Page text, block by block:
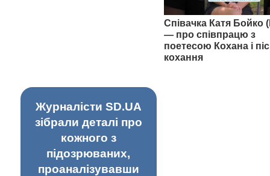
Співачка Катя Бойко
— про співпрацю з
поетесою Кохана і
кохання
Журналісти SD.UA
зібрали деталі про
кожного з
підозрюваних,
проаналізувавши